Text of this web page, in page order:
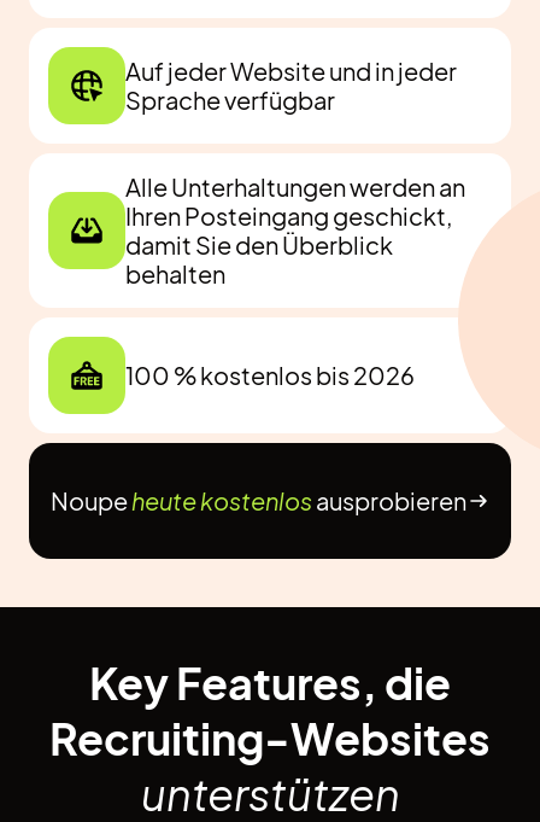
Auf jeder Website und in jeder
Sprache verfügbar
Alle Unterhaltungen werden an
Ihren Posteingang geschickt,
damit Sie den Überblick
behalten
100 % kostenlos bis 2026
Noupeheute kostenlos ausprobieren
Key Features, die
Recruiting-Websites
unterstützen